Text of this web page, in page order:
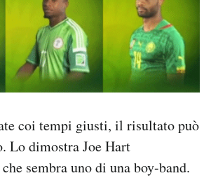
coi tempi giusti, il risultato può
Lo dimostra Joe Hart
sembra uno di una boy-band.